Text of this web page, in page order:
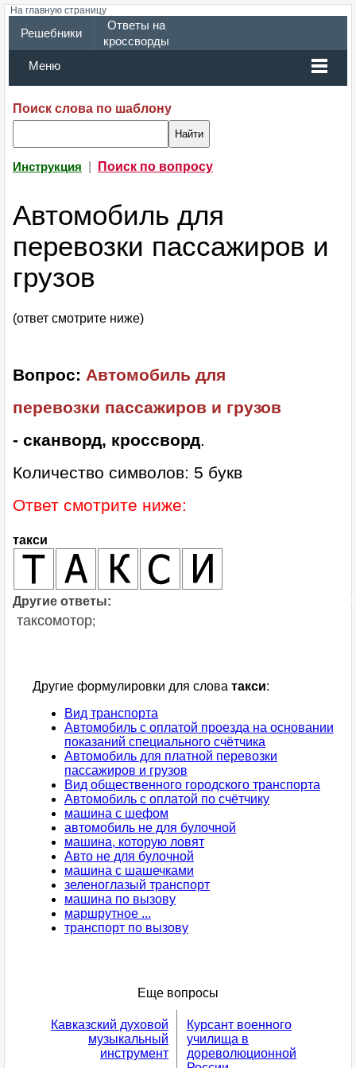
На главную страницу
Решебники
Ответы на
кроссворды
Меню
Поиск слова по шаблону
Инструкция Поиск по вопросу
Автомобиль для
перевозки пассажиров и
грузов
(ответ смотрите ниже)
Вопрос: Автомобиль для
перевозки пассажиров и грузов
- сканворд, кроссворд.
Количество символов: 5 букв
Ответ смотрите ниже:
такси
Другие ответы:
таксомотор;
Другие формулировки для слова такси:
Вид транспорта
Автомобиль с оплатой проезда на основании
показаний специального счётчика
Автомобиль для платной перевозки
пассажиров и грузов
Вид общественного городского транспорта
Автомобиль с оплатой по счётчику
машина с шефом
автомобиль не для булочной
машина, которую ловят
Авто не для булочной
машина с шашечками
зеленоглазый транспорт
машина по вызову
маршрутное ...
транспорт по вызову
Еще вопросы
Кавказский духовой
музыкальный
инструмент
Курсант военного
училища в
дореволюционной